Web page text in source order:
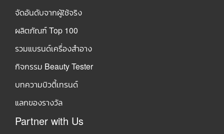
จัดอันดับจากผู้ใช้จริง
ผลิตภัณฑ์ Top 100
รวมแบรนด์เครื่องสำอาง
กิจกรรม Beauty Tester
บทความบิวตี้เทรนด์
แลกของรางวัล
Partner with Us